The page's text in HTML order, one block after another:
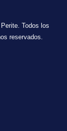
Todos los
reservados.